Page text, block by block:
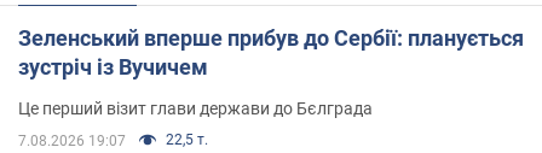
Зеленський вперше прибув до Сербії: планується
зустріч із Вучичем
Це перший візит глави держави до Бєлграда
7.08.2026 19:07 22,5 т.